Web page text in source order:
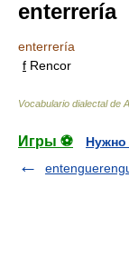
enterrería
enterrería
f Rencor
Vocabulario dialectal de
Игры ⚽
Нужно